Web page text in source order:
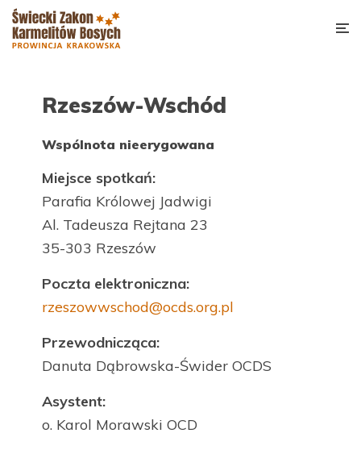
Rzeszów-Wschód
Wspólnota nieerygowana
Miejsce spotkań:
Parafia Królowej Jadwigi
Al. Tadeusza Rejtana 23
35-303 Rzeszów
Poczta elektroniczna:
rzeszowwschod@ocds.org.pl
Przewodnicząca:
Danuta Dąbrowska-Świder OCDS
Asystent:
o. Karol Morawski OCD